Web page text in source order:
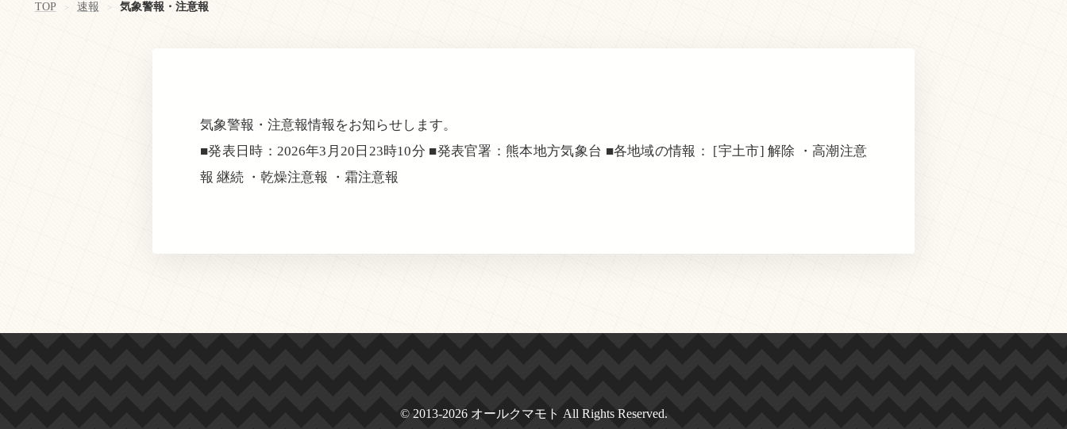
TOP > 速報 > 気象警報・注意報
気象警報・注意報情報をお知らせします。
■発表日時：2026年3月20日23時10分 ■発表官署：熊本地方気象台 ■各地域の情報： [宇土市] 解除 ・高潮注意
報 継続 ・乾燥注意報 ・霜注意報
© 2013-2026 オールクマモト All Rights Reserved.